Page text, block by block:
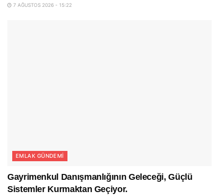
7 AĞUSTOS 2026 - 15:22
EMLAK GÜNDEMI
Gayrimenkul Danışmanlığının Geleceği, Güçlü
Sistemler Kurmaktan Geçiyor.